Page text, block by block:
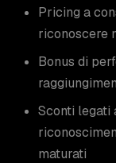
Pricing a
riconoscere
Bonus di
Sconti legati
maturati